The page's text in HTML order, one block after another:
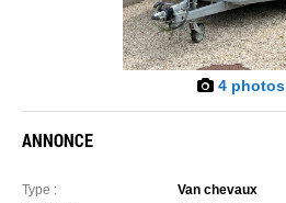
4 photos
ANNONCE
Type :
Van chevaux